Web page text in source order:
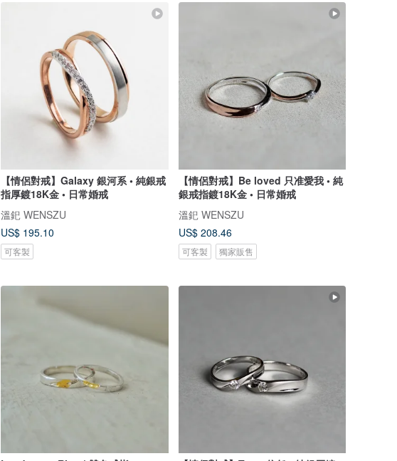
【情侶對戒】Galaxy 銀河系 • 純銀戒
指厚鍍18K金 • 日常婚戒
溫釲 WENSZU
US$ 195.10
可客製
【情侶對戒】Be loved 只准愛我 • 純
銀戒指鍍18K金 • 日常婚戒
溫釲 WENSZU
US$ 208.46
可客製 獨家販售